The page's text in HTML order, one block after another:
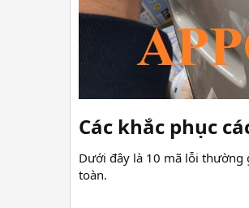
Các khắc phục
Dưới đây là 10 mã lỗi thường
toàn.